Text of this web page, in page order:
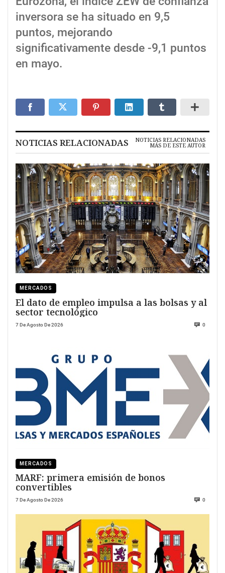
inversora se ha situado en 9,5
puntos, mejorando
significativamente desde -9,1 puntos
en mayo.
NOTICIAS RELACIONADAS NOTICIAS RELACIONADAS
MÁS DE ESTE AUTOR
MERCADOS
El dato de empleo impulsa a las bolsas y al
sector tecnológico
7 De Agosto De 2026 0
MERCADOS
MARF: primera emisión de bonos
convertibles
7 De Agosto De 2026 0